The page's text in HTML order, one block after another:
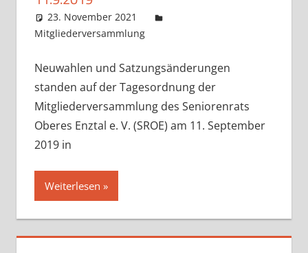
23. November 2021
Mitgliederversammlung
Neuwahlen und Satzungsänderungen
standen auf der Tagesordnung der
Mitgliederversammlung des Seniorenrats
Oberes Enztal e. V. (SROE) am 11. September
2019 in
Weiterlesen